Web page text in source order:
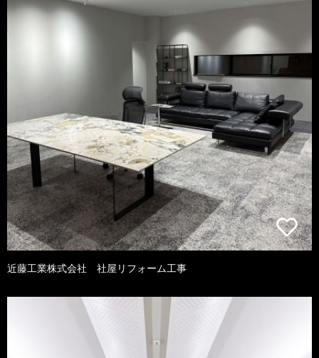
近藤工業株式会社 社屋リフォーム工事